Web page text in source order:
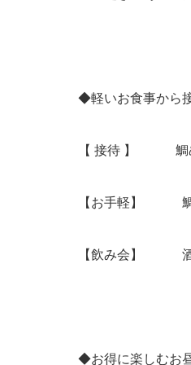
◆軽いお食事から
【 接待 】
【お手軽】
【飲み会】
◆お得に楽しむお